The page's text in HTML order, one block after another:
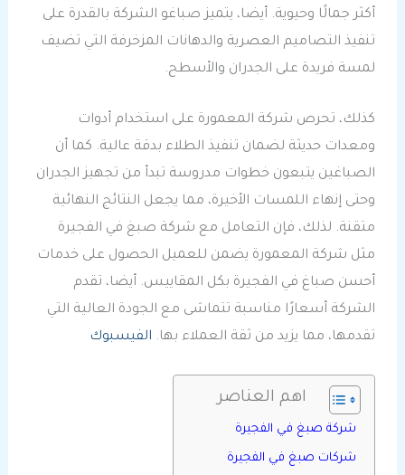
أكثر جمالًا وحيوية. أيضا، يتميز صباغو الشركة بالقدرة على
تنفيذ التصاميم العصرية والدهانات المزخرفة التي تضيف
لمسة فريدة على الجدران والأسطح.
كذلك، تحرص شركة المعمورة على استخدام أدوات
ومعدات حديثة لضمان تنفيذ الطلاء بدقة عالية. كما أن
الصباغين يتبعون خطوات مدروسة تبدأ من تجهيز الجدران
وحتى إنهاء اللمسات الأخيرة، مما يجعل النتائج النهائية
متقنة. لذلك، فإن التعامل مع شركة صبغ في الفجيرة
مثل شركة المعمورة يضمن للعميل الحصول على خدمات
أحسن صباغ في الفجيرة بكل المقاييس. أيضا، تقدم
الشركة أسعارًا مناسبة تتماشى مع الجودة العالية التي
تقدمها، مما يزيد من ثقة العملاء بها. الفيسبوك
اهم العناصر
شركة صبغ في الفجيرة
شركات صبغ في الفجيرة